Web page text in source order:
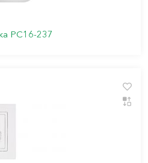
РС16-237